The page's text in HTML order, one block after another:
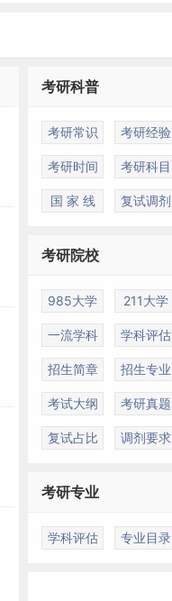
考研科普
考研常识 考研经验
考研时间 考研科目
国 家 线 复试调剂
考研院校
985大学 211大学
一流学科 学科评估
招生简章 招生专业
考试大纲 考研真题
复试占比 调剂要求
考研专业
学科评估 专业目录